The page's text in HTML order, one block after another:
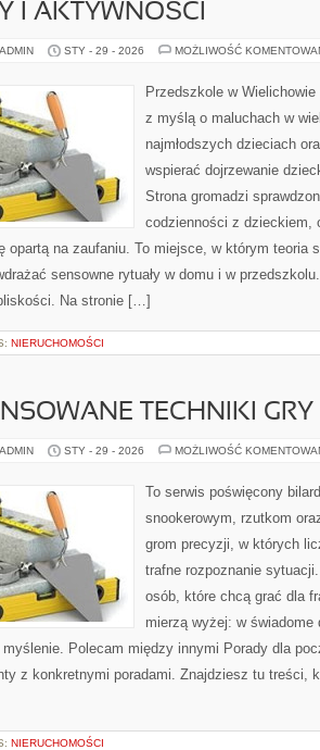
I AKTYWNOŚCI
STY - 29 - 2026 MOŻLIWOŚĆ
Przedszkole w
z myślą o maluchach w
najmłodszych dzieciach
wspierać dojrzewanie
Strona gromadzi
codzienności z dzieckiem,
opartą na zaufaniu. To miejsce, w którym teoria
sensowne rytuały w domu i w
Na stronie […]
NIERUCHOMOŚCI
TECHNIKI GRY
STY - 29 - 2026 MOŻLIWOŚĆ
To serwis poświęcony
snookerowym, rzutkom
grom precyzji, w których
trafne rozpoznanie
osób, które chcą grać dla
mierzą wyżej: w świadome
myślenie. Polecam między innymi Porady dla
z konkretnymi poradami. Znajdziesz tu treści,
NIERUCHOMOŚCI